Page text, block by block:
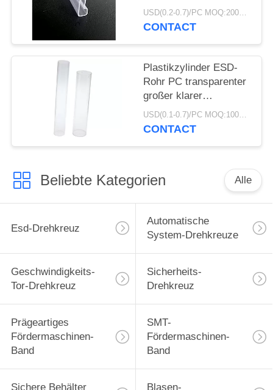
Stromversorgungs-
Antimodul-PVCs
USD(0.2-0.7)/PC MOQ:2000pcs
CONTACT
Plastikzylinder ESD-
Rohr PC transparenter
großer klarer
Plastiktest ringsum
Verpackenrohr
USD(0.1-0.7)/PC MOQ:1000pcs
CONTACT
Beliebte Kategorien Alle
Esd-Drehkreuz
Automatische
System-Drehkreuze
Geschwindigkeits-
Tor-Drehkreuz
Sicherheits-
Drehkreuz
Prägeartiges
Fördermaschinen-
Band
SMT-
Fördermaschinen-
Band
Sichere Behälter Blasen-